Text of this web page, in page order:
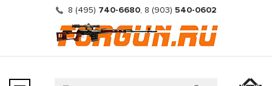
8 (495) 740-6680, 8 (903) 540-0602